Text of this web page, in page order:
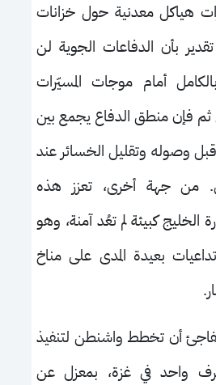
هياكل معدنية حول خزانات
بأن الدفاعات الجوية لن
أمام موجات المسيّرات
ثم فإن منطق الدفاع يجمع بين
وصوله وتقليل الخسائر عند
من جهة أخرى، تعزز هذه
كبيئة لم تعُد آمنة، وهو
بعيدة المدى على مناخ
أن تخطط واشنطن لتنفيذ
واحد في غزة، بمعزل عن